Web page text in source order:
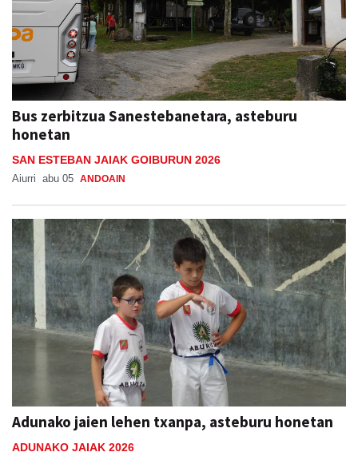
Bus zerbitzua Sanestebanetara, asteburu
honetan
SAN ESTEBAN JAIAK GOIBURUN 2026
Aiurri abu 05 ANDOAIN
Adunako jaien lehen txanpa, asteburu honetan
ADUNAKO JAIAK 2026